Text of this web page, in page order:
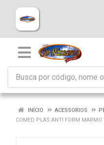
INÍCIO ACESSORIOS
COMED PLAS ANTI FORM MARMO